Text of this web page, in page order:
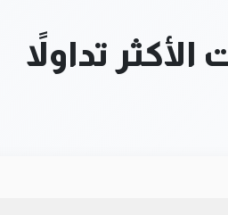
تداولاً